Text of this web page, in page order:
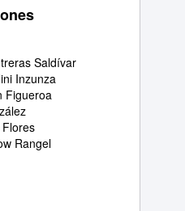
Saldívar
Inzunza
Figueroa
Rangel